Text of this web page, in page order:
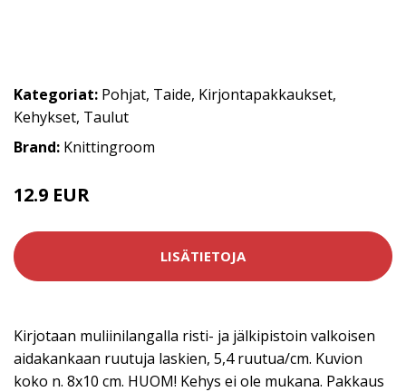
Kategoriat: Pohjat, Taide, Kirjontapakkaukset,
Kehykset, Taulut
Brand: Knittingroom
12.9 EUR
LISÄTIETOJA
Kirjotaan muliinilangalla risti- ja jälkipistoin valkoisen
aidakankaan ruutuja laskien, 5,4 ruutua/cm. Kuvion
koko n. 8x10 cm. HUOM! Kehys ei ole mukana. Pakkaus